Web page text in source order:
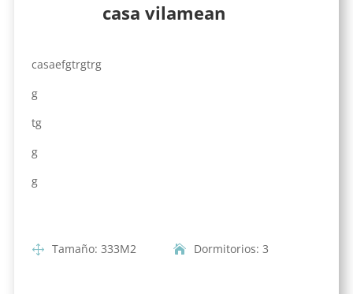
casa vilamean
casaefgtrgtrg
g
tg
g
g
Tamaño: 333M2 Dormitorios: 3